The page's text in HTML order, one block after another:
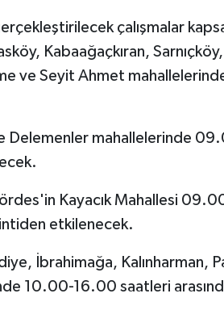
çalışmalar
Kabaağaçkıran,
ve Seyit Ahmet
Delemenler mahallelerinde
Kayacık Mahallesi
etkilenecek.
İbrahimağa, Kalınharman,
10.00-16.00 saatleri